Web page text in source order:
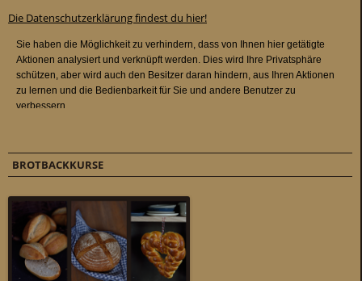
Die Datenschutzerklärung findest du hier!
BROTBACKKURSE